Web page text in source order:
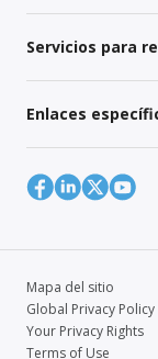
Servicios para
Enlaces
Mapa del sitio
Global Privacy Policy
Your Privacy Rights
Terms of Use